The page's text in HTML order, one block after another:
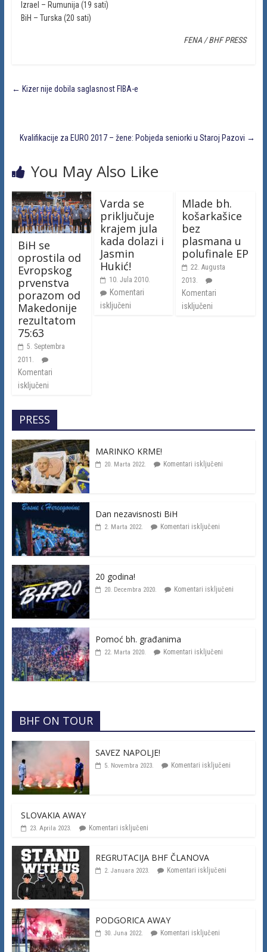
Izrael – Rumunija (19 sati)
BiH – Turska (20 sati)
FENA / BHF PRESS
← Kizer nije dobila saglasnost FIBA-e
Kvalifikacije za EURO 2017 – žene: Pobjeda seniorki u Staroj Pazovi →
You May Also Like
BiH se
oprostila od
Evropskog
prvenstva
porazom od
Makedonije
rezultatom
75:63
5. Septembra
2011.
Komentari
isključeni
Varda se
priključuje
krajem jula
kada dolazi i
Jasmin
Hukić!
10. Jula 2010.
Komentari
isključeni
Mlade bh.
košarkašice
bez
plasmana u
polufinale EP
22. Augusta
2013.
Komentari
isključeni
PRESS
MARINKO KRME!
20. Marta 2022. Komentari isključeni
Dan nezavisnosti BiH
2. Marta 2022. Komentari isključeni
20 godina!
20. Decembra 2020. Komentari isključeni
Pomoć bh. građanima
22. Marta 2020. Komentari isključeni
BHF ON TOUR
SAVEZ NAPOLJE!
5. Novembra 2023. Komentari isključeni
SLOVAKIA AWAY
23. Aprila 2023. Komentari isključeni
REGRUTACIJA BHF ČLANOVA
2. Januara 2023. Komentari isključeni
PODGORICA AWAY
30. Juna 2022. Komentari isključeni